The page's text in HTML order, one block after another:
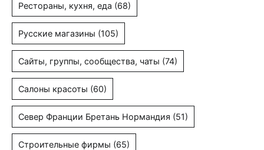
Рестораны, кухня, еда (68)
Русские магазины (105)
Сайты, группы, сообщества, чаты (74)
Салоны красоты (60)
Север Франции Бретань Нормандия (51)
Строительные фирмы (65)